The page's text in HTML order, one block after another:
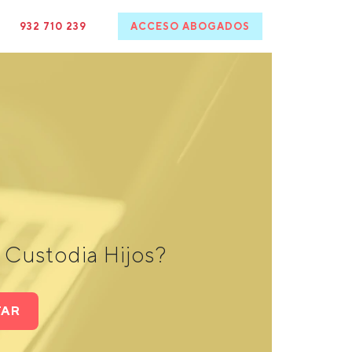
932 710 239 ACCESO ABOGADOS
Hijos?